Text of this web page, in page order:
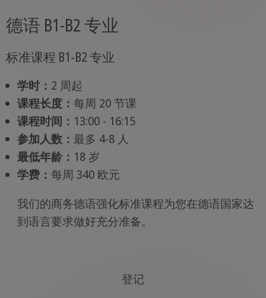
德语 B1-B2 专业
标准课程 B1-B2 专业
学时： 2 周起
课程长度： 每周 20 节课
课程时间： 13:00 - 16:15
参加人数： 最多 4-8 人
最低年龄： 18 岁
学费： 每周 340 欧元
我们的商务德语强化标准课程为您在德语国家达
到语言要求做好充分准备。
登记